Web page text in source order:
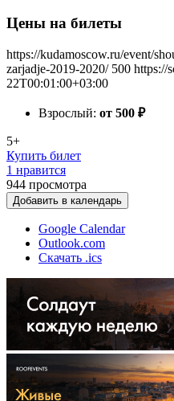
Цены на билеты
https://kudamoscow.ru/event/
zarjadje-2019-2020/ 500 https://
22T00:01:00+03:00
Взрослый: от 500 ₽
5+
Купить билет
1 нравится
944 просмотра
Добавить в календарь
Google Calendar
Outlook.com
Скачать .ics